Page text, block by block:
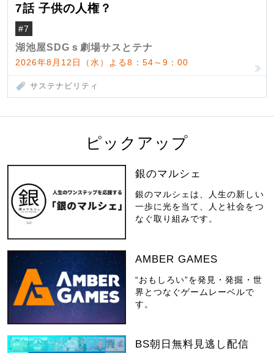
7話 子供の人権？
#7
湖池屋SDGｓ劇場サスとテナ
2026年8月12日（水）よる8：54～9：00
サステナビリティ
ピックアップ
銀のマルシェ
銀のマルシェは、人生の新しい
一歩に光を当て、人と社会をつ
なぐ取り組みです。
AMBER GAMES
“おもしろい”を発見・発掘・世
界とつなぐゲームレーベルで
す。
BS朝日無料見逃し配信